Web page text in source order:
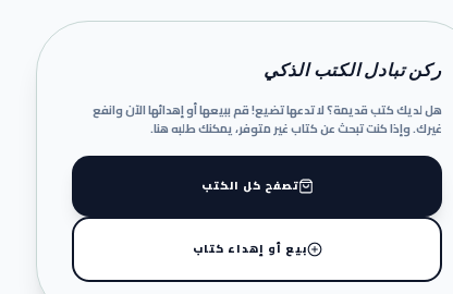
ركن تبادل الكتب الذكي
هل لديك كتب قديمة؟ لا تدعها تضيع! قم ببيعها أو إهدائها الآن وانفع
غيرك. وإذا كنت تبحث عن كتاب غير متوفر، يمكنك طلبه هنا.
تصفح كل الكتب
بيع أو إهداء كتاب